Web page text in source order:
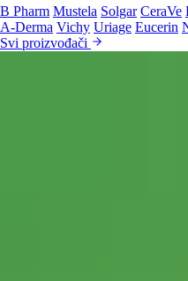
B Pharm Mustela Solgar CeraVe
A-Derma Vichy Uriage Eucerin
Svi proizvođači